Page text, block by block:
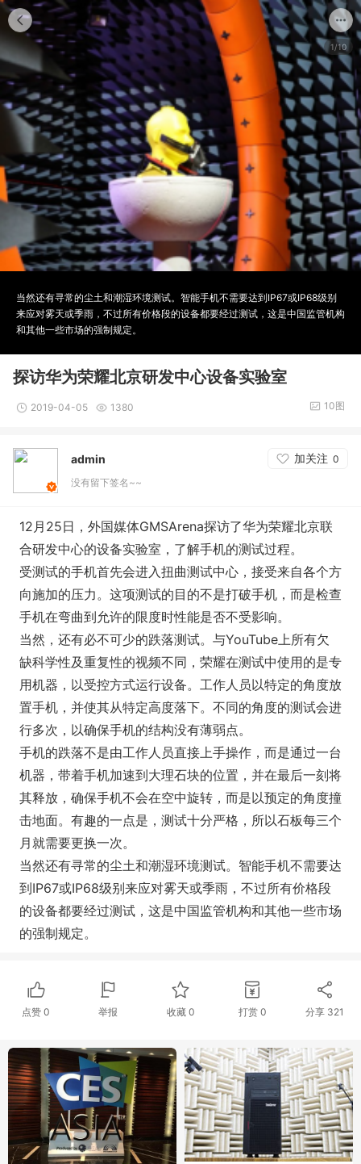
1/10
当然还有寻常的尘土和潮湿环境测试。智能手机不需要达到IP67或IP68级别
来应对雾天或季雨，不过所有价格段的设备都要经过测试，这是中国监管机构
和其他一些市场的强制规定。
探访华为荣耀北京研发中心设备实验室
2019-04-05 1380 10图
admin 加关注 0
没有留下签名~~
12月25日，外国媒体GMSArena探访了华为荣耀北京联
合研发中心的设备实验室，了解手机的测试过程。
受测试的手机首先会进入扭曲测试中心，接受来自各个方
向施加的压力。这项测试的目的不是打破手机，而是检查
手机在弯曲到允许的限度时性能是否不受影响。
当然，还有必不可少的跌落测试。与YouTube上所有欠
缺科学性及重复性的视频不同，荣耀在测试中使用的是专
用机器，以受控方式运行设备。工作人员以特定的角度放
置手机，并使其从特定高度落下。不同的角度的测试会进
行多次，以确保手机的结构没有薄弱点。
手机的跌落不是由工作人员直接上手操作，而是通过一台
机器，带着手机加速到大理石块的位置，并在最后一刻将
其释放，确保手机不会在空中旋转，而是以预定的角度撞
击地面。有趣的一点是，测试十分严格，所以石板每三个
月就需要更换一次。
当然还有寻常的尘土和潮湿环境测试。智能手机不需要达
到IP67或IP68级别来应对雾天或季雨，不过所有价格段
的设备都要经过测试，这是中国监管机构和其他一些市场
的强制规定。
点赞0 举报 收藏 0 打赏0 分享 321